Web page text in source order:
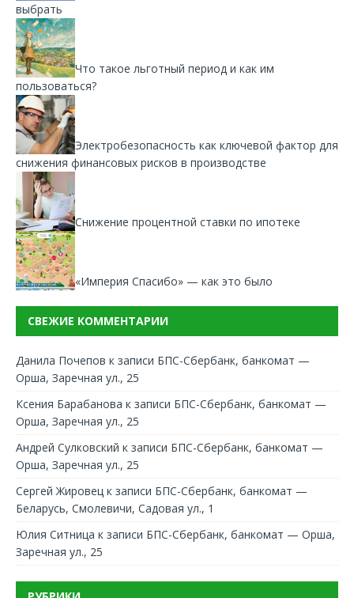
выбрать
Что такое льготный период и как им
пользоваться?
Электробезопасность как ключевой фактор для
снижения финансовых рисков в производстве
Снижение процентной ставки по ипотеке
«Империя Спасибо» — как это было
СВЕЖИЕ КОММЕНТАРИИ
Данила Почепов к записи БПС-Сбербанк, банкомат —
Орша, Заречная ул., 25
Ксения Барабанова к записи БПС-Сбербанк, банкомат —
Орша, Заречная ул., 25
Андрей Сулковский к записи БПС-Сбербанк, банкомат —
Орша, Заречная ул., 25
Сергей Жировец к записи БПС-Сбербанк, банкомат —
Беларусь, Смолевичи, Садовая ул., 1
Юлия Ситница к записи БПС-Сбербанк, банкомат — Орша,
Заречная ул., 25